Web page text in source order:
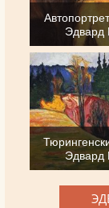
Эдвард
Эдвард